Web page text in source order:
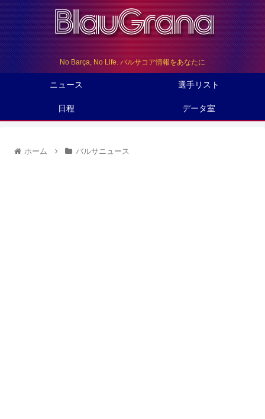
No Barça, No Life. バルサコア情報をあなたに
ニュース 選手リスト
日程 データ室
ホーム バルサニュース